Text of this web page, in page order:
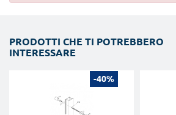
PRODOTTI CHE TI POTREBBERO
INTERESSARE
-40%